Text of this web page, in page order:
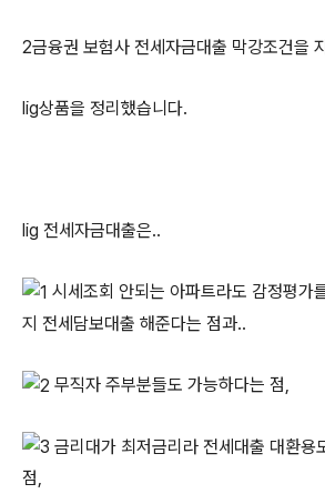
2금융권 보험사 전세자금대출 막강조건을
lig상품을 정리했습니다.
lig 전세자금대출은..
시세조회 안되는 아파트라도 감정평가
지 전세담보대출 해준다는 점과..
무직자 주부분들도 가능하다는 점,
금리대가 최저금리라 전세대출 대환용
점,